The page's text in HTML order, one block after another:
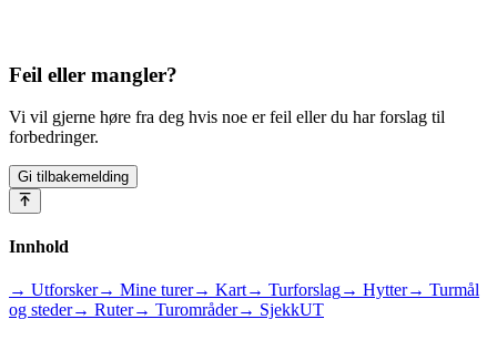
Feil eller mangler?
Vi vil gjerne høre fra deg hvis noe er feil eller du har forslag til
forbedringer.
Gi tilbakemelding
Innhold
→ Utforsker→ Mine turer→ Kart→ Turforslag→ Hytter→ Turmål
og steder→ Ruter→ Turområder→ SjekkUT